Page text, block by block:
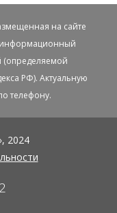
на сайте
информационный
(определяемой
РФ). Актуальную
телефону.
2024